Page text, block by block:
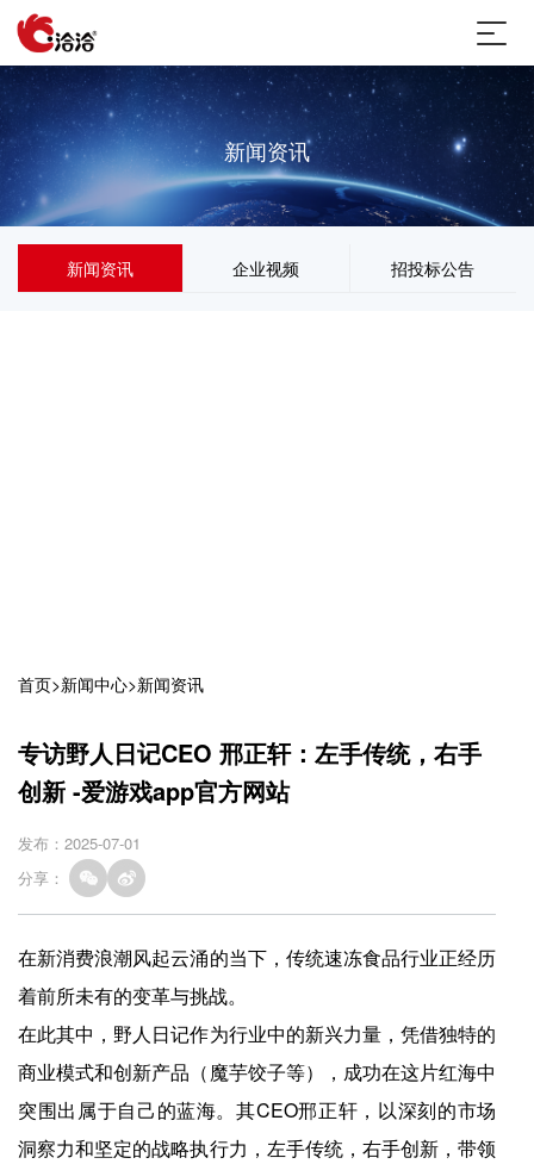
新闻资讯
新闻资讯 企业视频 招投标公告
首页>新闻中心>新闻资讯
专访野人日记CEO 邢正轩：左手传统，右手
创新 -爱游戏app官方网站
发布：2025-07-01
分享：
在新消费浪潮风起云涌的当下，传统速冻食品行业正经历
着前所未有的变革与挑战。
在此其中，野人日记作为行业中的新兴力量，凭借独特的
商业模式和创新产品（魔芋饺子等），成功在这片红海中
突围出属于自己的蓝海。其CEO邢正轩，以深刻的市场
洞察力和坚定的战略执行力，左手传统，右手创新，带领